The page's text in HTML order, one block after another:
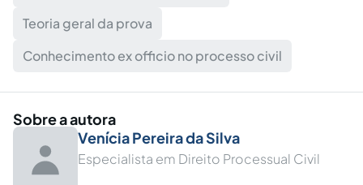
Teoria geral da prova
Conhecimento ex officio no processo civil
Sobre a autora
Venícia Pereira da Silva
Especialista em Direito Processual Civil